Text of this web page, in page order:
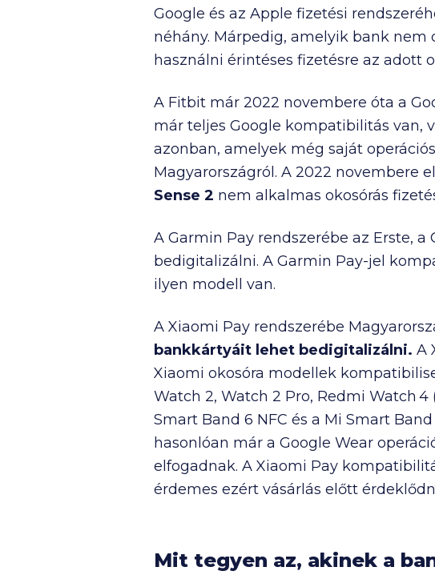
Google és az Apple fizetési
néhány. Márpedig, amelyik bank
használni érintéses fizetésre az adott
A Fitbit már 2022 novembere óta a
már teljes Google kompatibilitás van,
azonban, amelyek még saját
Magyarországról. A 2022 novembere
Sense 2 nem alkalmas okosórás
A Garmin Pay rendszerébe az Erste, a
bedigitalizálni. A Garmin Pay-jel
ilyen modell van.
A Xiaomi Pay rendszerébe
bankkártyáit lehet bedigitalizálni. A
Xiaomi okosóra modellek
Watch 2, Watch 2 Pro, Redmi Watch
Smart Band 6 NFC és a Mi Smart
hasonlóan már a Google Wear
elfogadnak. A Xiaomi Pay
érdemes ezért vásárlás előtt
Mit tegyen az, akinek a